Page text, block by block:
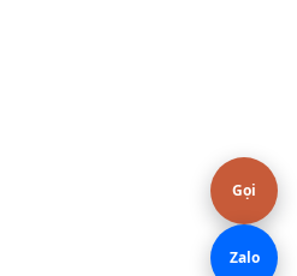
Gọi
Zalo